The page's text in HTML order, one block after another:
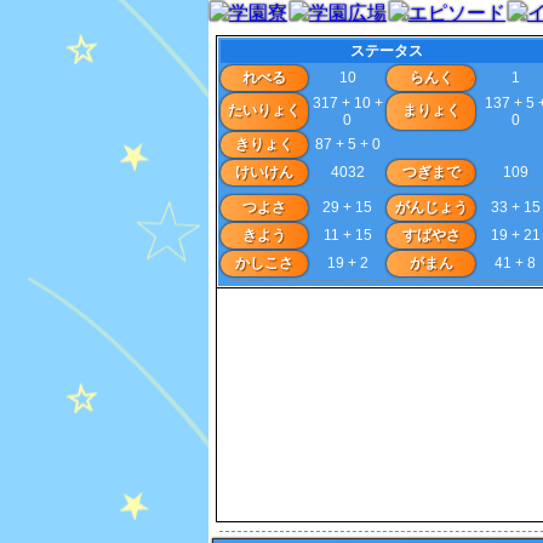
ステータス
れべる
10 らんく
1
たいりょく
317 + 10 +
0
まりょく
137 + 5
0
きりょく
87 + 5 + 0
けいけん
4032 つぎまで 109
つよさ 29 + 15 がんじょう
33 + 15
きよう
11 + 15 すばやさ
19 + 21
かしこさ
19 + 2 がまん 41 + 8